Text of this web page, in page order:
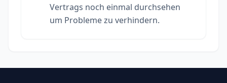
Vertrags noch einmal durchsehen
um Probleme zu verhindern.